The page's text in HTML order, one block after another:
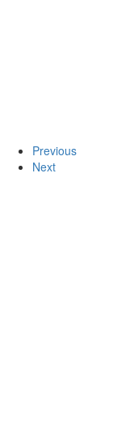
Previous
Next